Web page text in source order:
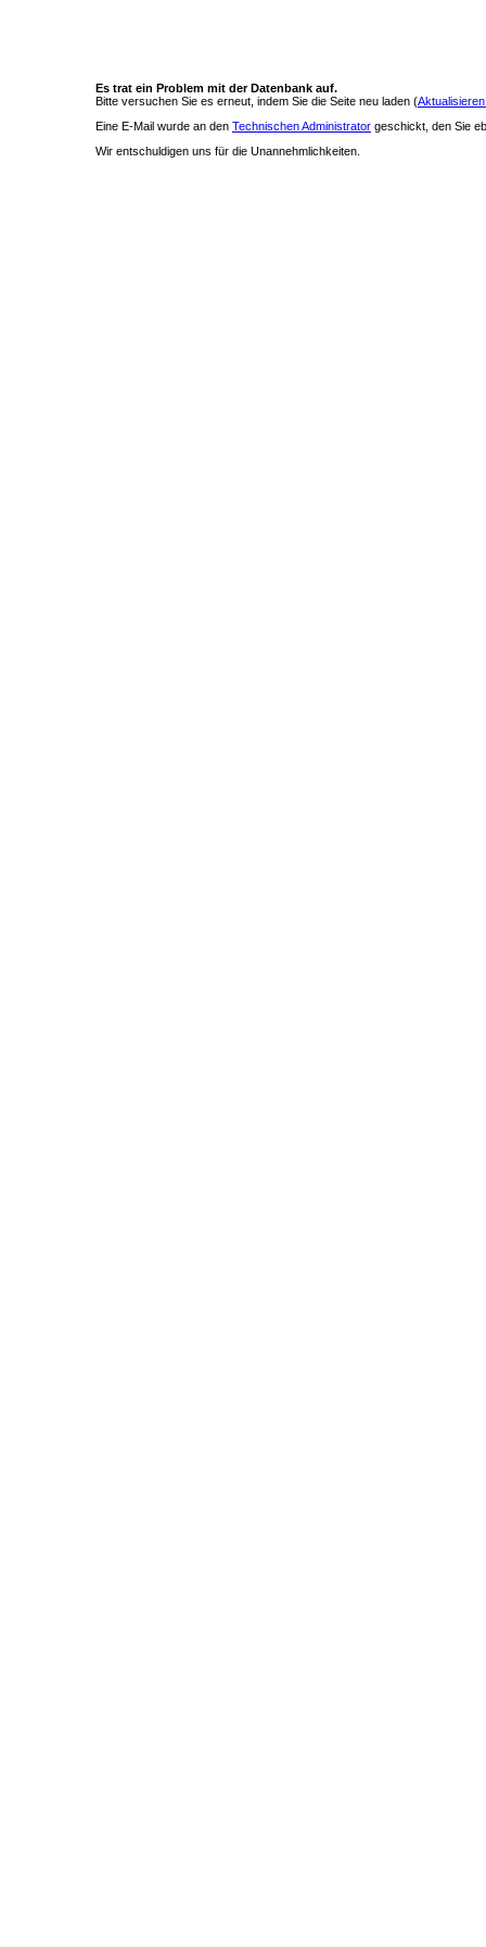
Es trat ein Problem mit der Datenbank auf.
Bitte versuchen Sie es erneut, indem Sie die Seite neu laden (
Eine E-Mail wurde an den Technischen Administrator geschickt, den Sie
Wir entschuldigen uns für die Unannehmlichkeiten.